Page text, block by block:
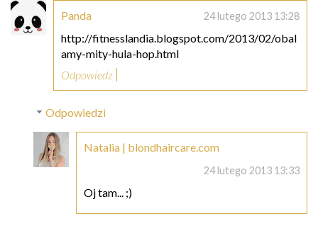
Panda 24 lutego 2013 13:28
http://fitnesslandia.blogspot.com/2013/02/obal
amy-mity-hula-hop.html
Odpowiedz
Odpowiedzi
Natalia | blondhaircare.com
24 lutego 2013 13:33
Oj tam... ;)